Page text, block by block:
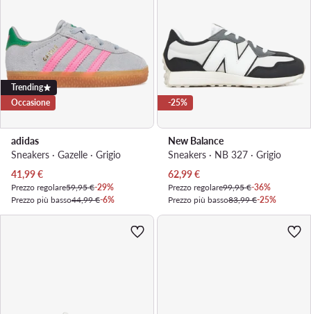
Trending
Occasione
adidas
Sneakers · Gazelle · Grigio
Prezzo attuale
41,99€
Prezzo regolare59,95 €-29%
Prezzo più basso44,99 €-6%
-25%
New Balance
Sneakers · NB 327 · Grigio
Prezzo attuale
62,99€
Prezzo regolare99,95 €-36%
Prezzo più basso83,99 €-25%